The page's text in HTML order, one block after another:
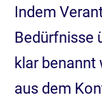
Indem
Bedürfnisse
klar benannt
aus dem